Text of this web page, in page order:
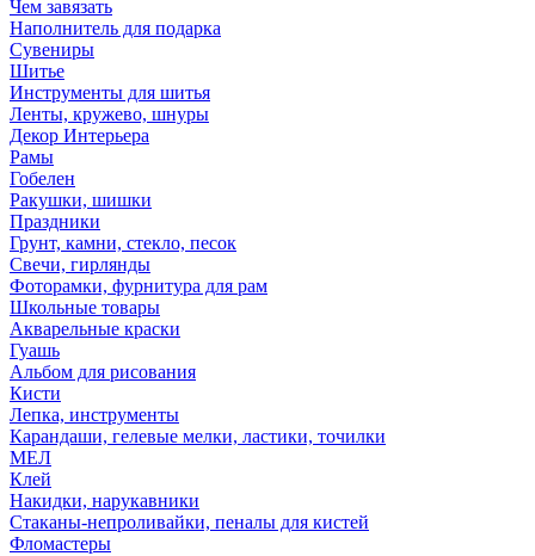
Чем завязать
Наполнитель для подарка
Сувениры
Шитье
Инструменты для шитья
Ленты, кружево, шнуры
Декор Интерьера
Рамы
Гобелен
Ракушки, шишки
Праздники
Грунт, камни, стекло, песок
Свечи, гирлянды
Фоторамки, фурнитура для рам
Школьные товары
Акварельные краски
Гуашь
Альбом для рисования
Кисти
Лепка, инструменты
Карандаши, гелевые мелки, ластики, точилки
МЕЛ
Клей
Накидки, нарукавники
Стаканы-непроливайки, пеналы для кистей
Фломастеры